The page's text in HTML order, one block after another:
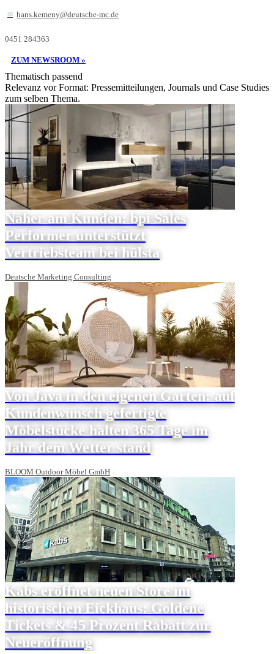
hans.kemeny@deutsche-mc.de
0451 284363
ZUM NEWSROOM »
Thematisch passend
Relevanz vor Format: Pressemitteilungen, Journals und Case Studies
zum selben Thema.
Näher am Kunden: bpi Sales
Performer unterstützt
Vertriebsteam bei hülsta
Deutsche Marketing Consulting
Von Java in den eigenen Garten: auf
Kundenwunsch gefertigte
Möbelstücke halten 365 Tage im
Jahr dem Wetter stand
BLOOM Outdoor Möbel GmbH
Kabs eröffnet neuen Store im
historischen Eickhaus: Goldene
Tickets & 45 Prozent Rabatt zur
Neueröffnung